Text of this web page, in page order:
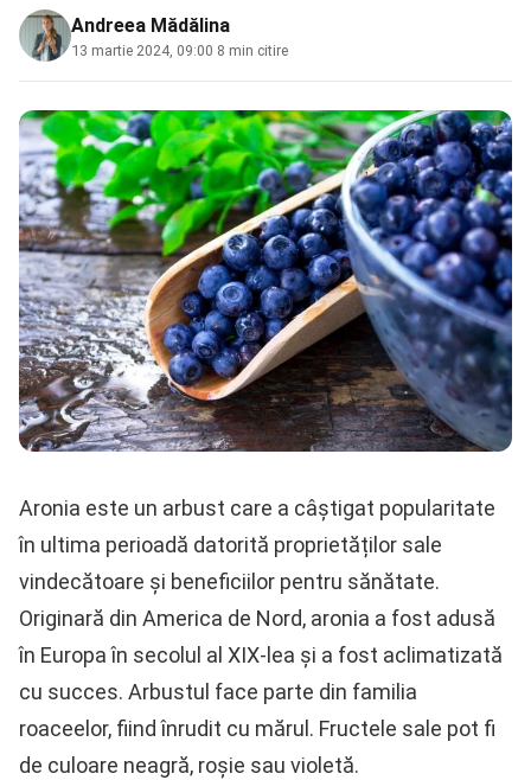
Andreea Mădălina
13 martie 2024, 09:00 8 min citire
Aronia este un arbust care a câștigat popularitate
în ultima perioadă datorită proprietăților sale
vindecătoare și beneficiilor pentru sănătate.
Originară din America de Nord, aronia a fost adusă
în Europa în secolul al XIX-lea și a fost aclimatizată
cu succes. Arbustul face parte din familia
roaceelor, fiind înrudit cu mărul. Fructele sale pot fi
de culoare neagră, roșie sau violetă.